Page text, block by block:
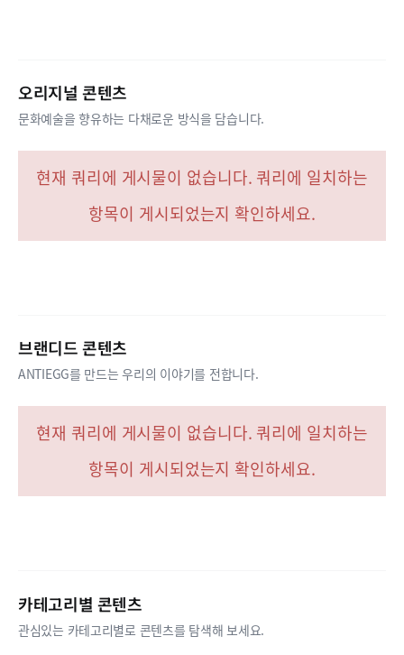
오리지널 콘텐츠
문화예술을 향유하는 다채로운 방식을 담습니다.
현재 쿼리에 게시물이 없습니다. 쿼리에 일치하는
항목이 게시되었는지 확인하세요.
브랜디드 콘텐츠
ANTIEGG를 만드는 우리의 이야기를 전합니다.
현재 쿼리에 게시물이 없습니다. 쿼리에 일치하는
항목이 게시되었는지 확인하세요.
카테고리별 콘텐츠
관심있는 카테고리별로 콘텐츠를 탐색해 보세요.